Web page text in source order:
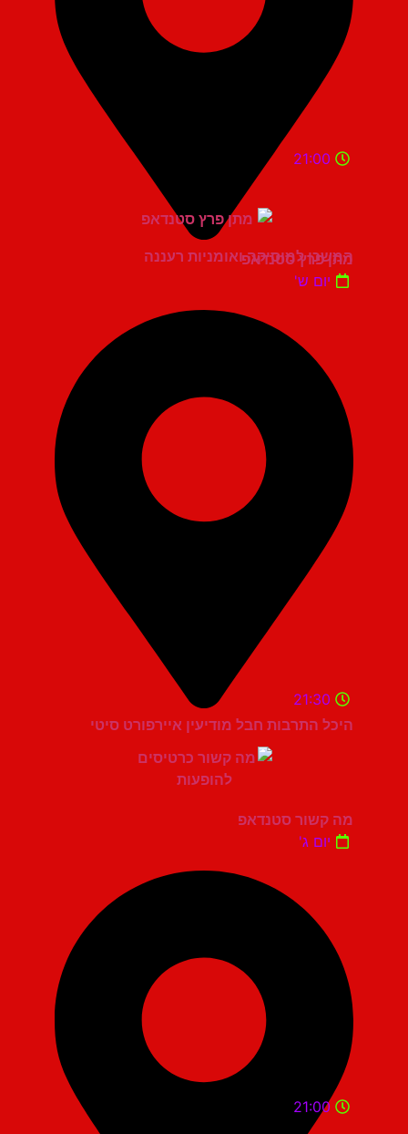
המשכן למוסיקה ואומניות רעננה
21:00
מתן פרץ סטנדאפ
יום ש'
היכל התרבות חבל מודיעין איירפורט סיטי
21:30
מה קשור סטנדאפ
יום ג'
21:00